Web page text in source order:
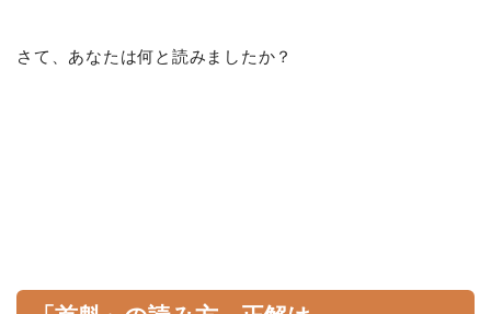
さて、あなたは何と読みましたか？